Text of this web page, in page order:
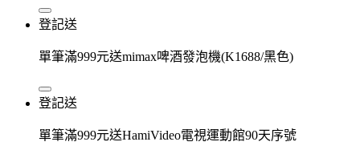
登記送
單筆滿999元送mimax啤酒發泡機(K1688/黑色)
登記送
單筆滿999元送HamiVideo電視運動館90天序號